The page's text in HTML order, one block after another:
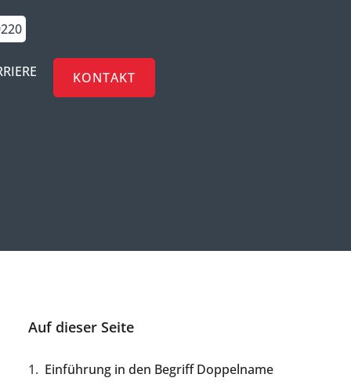
KONTAKT
Auf dieser Seite
Einführung in den Begriff Doppelname